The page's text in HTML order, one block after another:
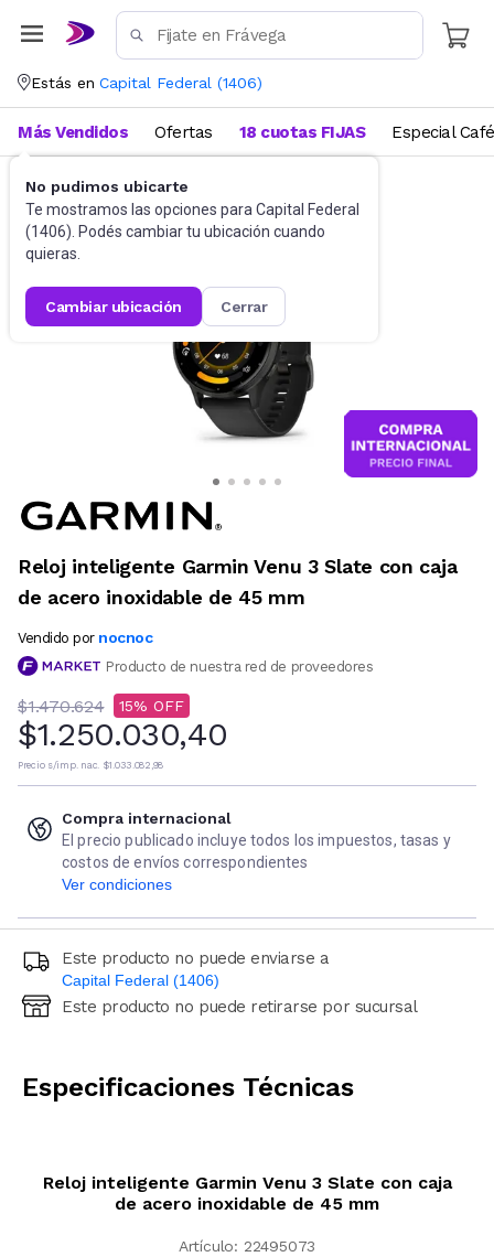
Estás en Capital Federal (1406)
No pudimos ubicarte
Te mostramos las opciones para Capital Federal
(1406). Podés cambiar tu ubicación cuando
quieras.
cambiar ubicación cerrar
Más Vendidos Ofertas 18 cuotas FIJAS Especial Café
Informática Smartwatch
Reloj inteligente Garmin Venu 3 Slate con caja
de acero inoxidable de 45 mm
Vendido por nocnoc
Producto de nuestra red de proveedores
$1.470.624 15
$1.250.030,40
Precio s/imp. nac. $1.033.082,98
Compra internacional
El precio publicado incluye todos los impuestos, tasas y
costos de envíos correspondientes
Ver condiciones
Este producto no puede enviarse a
Capital Federal (1406)
Ingresá código postal (sólo números)
Este producto no puede retirarse por sucursal
Especificaciones Técnicas
Reloj inteligente Garmin Venu 3 Slate con caja
de acero inoxidable de 45 mm
Artículo: 22495073